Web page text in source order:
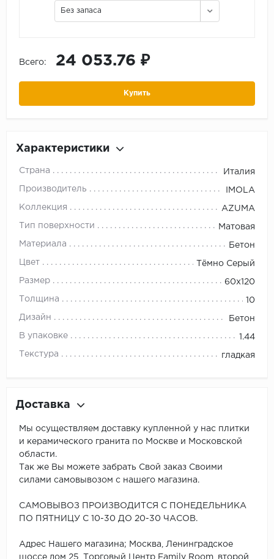
Без запаса
Всего: 24 053.76 ₽
Купить
Характеристики
Страна Италия
Производитель IMOLA
Коллекция AZUMA
Тип поверхности Матовая
Материала Бетон
Цвет Тёмно Серый
Размер 60x120
Толщина 10
Дизайн Бетон
В упаковке 1.44
Текстура гладкая
Доставка
Мы осуществляем доставку купленной у нас плитки
и керамического гранита по Москве и Московской
области.
Так же Вы можете забрать Свой заказ Своими
силами самовывозом с нашего магазина.
САМОВЫВОЗ ПРОИЗВОДИТСЯ С ПОНЕДЕЛЬНИКА
ПО ПЯТНИЦУ С 10-30 ДО 20-30 ЧАСОВ.
Адрес Нашего магазина; Москва, Ленинградское
шоссе дом 25, Торговый Центр Family Room, второй